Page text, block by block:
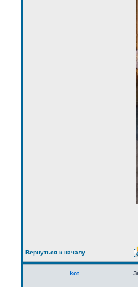
Вернуться к началу
kot_